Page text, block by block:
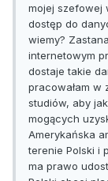
mojej szefowej
dostęp do
wiemy?
internetowym
dostaje takie
pracowałam w
studiów, aby
mogących
Amerykańska
terenie Polski i
ma prawo